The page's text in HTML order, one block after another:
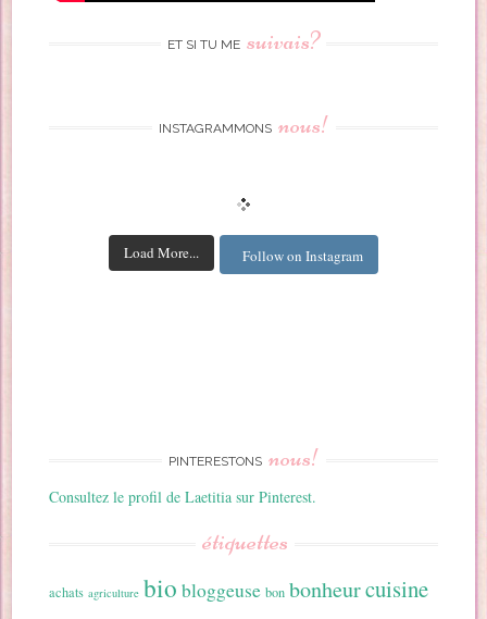
ET SI TU ME suivais?
INSTAGRAMMONS nous!
Load More... Follow on Instagram
PINTERESTONS nous!
Consultez le profil de Laetitia sur Pinterest.
étiquettes
achats agriculture bio bloggeuse bon bonheurcuisine